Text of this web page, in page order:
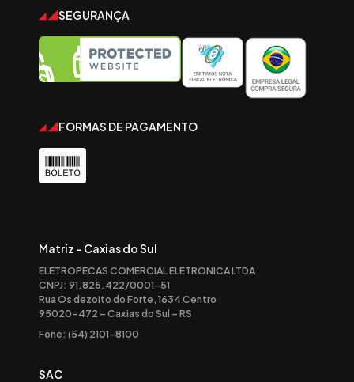
SEGURANÇA
FORMAS DE PAGAMENTO
Matriz - Caxias do Sul
ELETROPECAS COMERCIAL ELETRONICA LTDA
CNPJ: 91.825.422/0001-51
Rua Os dezoito do Forte, 1634 Centro
95020-472 – Caxias do Sul – RS
Fone: (54) 2101-8100
SAC